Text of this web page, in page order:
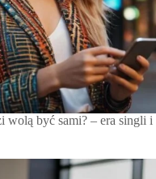
wolą być sami? – era singli i